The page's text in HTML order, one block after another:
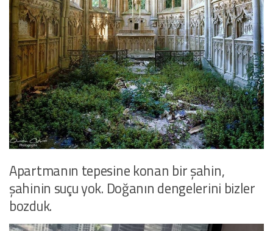
Apartmanın tepesine konan bir şahin,
şahinin suçu yok. Doğanın dengelerini bizler
bozduk.